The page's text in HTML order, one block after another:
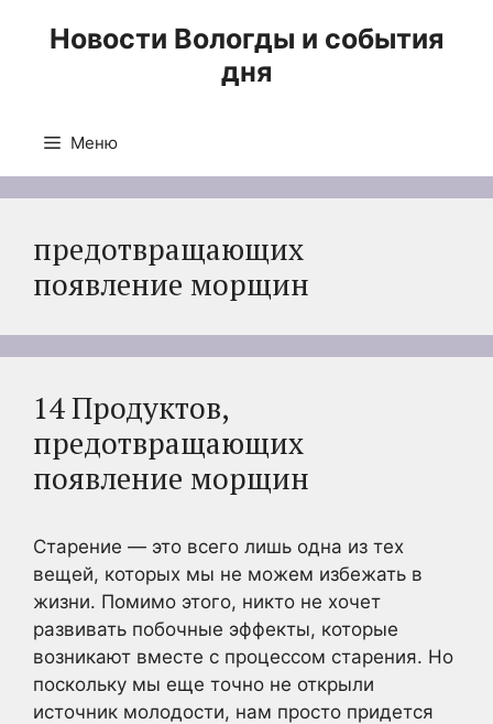
Новости Вологды и события
дня
Меню
предотвращающих
появление морщин
14 Продуктов,
предотвращающих
появление морщин
Старение — это всего лишь одна из тех
вещей, которых мы не можем избежать в
жизни. Помимо этого, никто не хочет
развивать побочные эффекты, которые
возникают вместе с процессом старения. Но
поскольку мы еще точно не открыли
источник молодости, нам просто придется